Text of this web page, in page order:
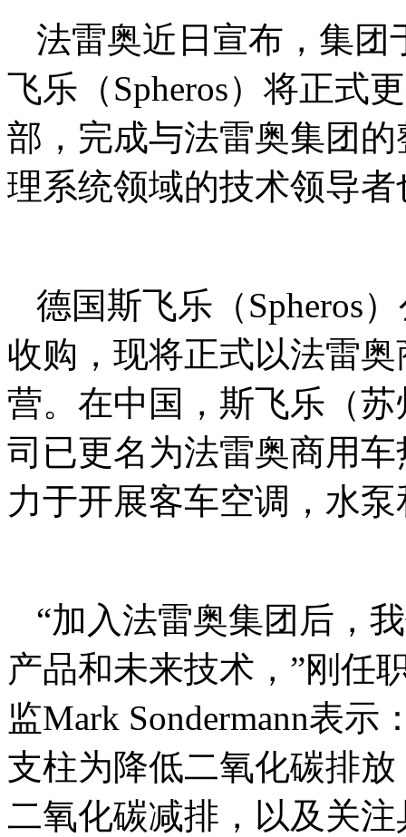
法雷奥近日宣布，集团
飞乐（Spheros）将正式
部，完成与法雷奥集团
理系统领域的技术领导
德国斯飞乐（Spheros
收购，现将正式以法雷
营。在中国，斯飞乐（
司已更名为法雷奥商用
力于开展客车空调，水
“加入法雷奥集团后，
产品和未来技术，”刚任
监Mark Sondermann表
支柱为降低二氧化碳排
二氧化碳减排，以及关